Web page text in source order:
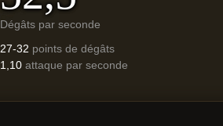
Dégâts par seconde
27-32 points de dégâts
1,10 attaque par seconde